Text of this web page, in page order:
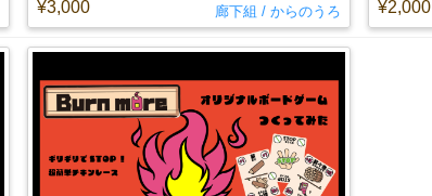
¥3,000 廊下組 / からのうろ ¥2,000